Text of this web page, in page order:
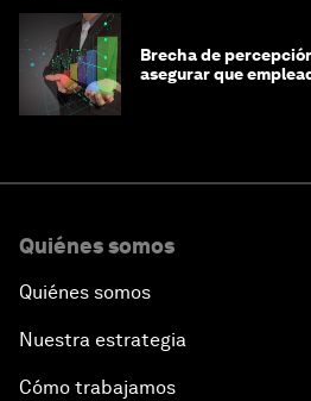
Brecha de
asegurar que
Quiénes somos
Quiénes somos
Nuestra estrategia
Cómo trabajamos